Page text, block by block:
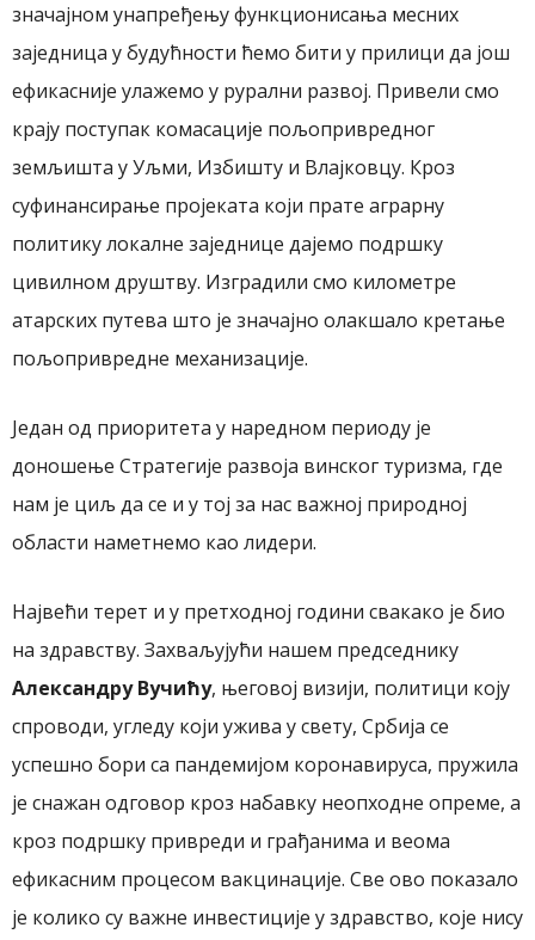
значајном унапређењу функционисања месних
заједница у будућности ћемо бити у прилици да још
ефикасније улажемо у рурални развој. Привели смо
крају поступак комасације пољопривредног
земљишта у Уљми, Избишту и Влајковцу. Кроз
суфинансирање пројеката који прате аграрну
политику локалне заједнице дајемо подршку
цивилном друштву. Изградили смо километре
атарских путева што је значајно олакшало кретање
пољопривредне механизације.
Један од приоритета у наредном периоду је
доношење Стратегије развоја винског туризма, где
нам је циљ да се и у тој за нас важној природној
области наметнемо као лидери.
Највећи терет и у претходној години свакако је био
на здравству. Захваљујући нашем председнику
Александру Вучићу, његовој визији, политици коју
спроводи, угледу који ужива у свету, Србија се
успешно бори са пандемијом коронавируса, пружила
је снажан одговор кроз набавку неопходне опреме, а
кроз подршку привреди и грађанима и веома
ефикасним процесом вакцинације. Све ово показало
је колико су важне инвестиције у здравство, које нису